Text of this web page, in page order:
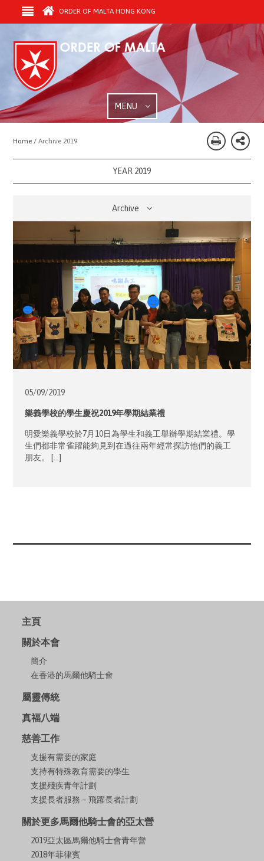
ORDER OF MALTA HONG KONG
MENU
Home / Archive 2019
YEAR 2019
Archive
05/09/2019
樂義學校的學生慶祝2019年學期結業禮
明愛樂義學校於7月10日為學生和義工舉辦學期結業禮。學
生們都非常雀躍能夠見到在過往兩年經常探訪他們的義工
朋友。 […]
主頁
關於本會
簡介
在香港的馬爾他騎士會
屬靈傳統
真福八端
慈善工作
支援有需要的家庭
支持有特殊教育需要的學生
支援殘疾青年計劃
支援長者服務 – 飛躍長者計劃
關於更多馬爾他騎士會的亞太營
2019亞太區馬爾他騎士會青年營
2018年菲律賓